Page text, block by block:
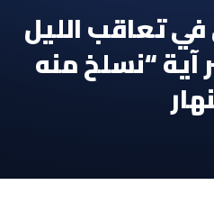
الحية
و الحياة
في تعاقب الليل
آية “نسلخ منه